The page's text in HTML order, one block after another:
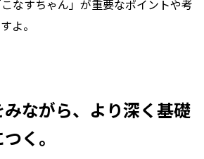
なすちゃん」が重要なポイントや考
よ。
ながら、より深く基礎
く。